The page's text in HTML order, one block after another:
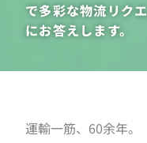
で多彩な物流リク
にお答えします。
運輸一筋、60余年。